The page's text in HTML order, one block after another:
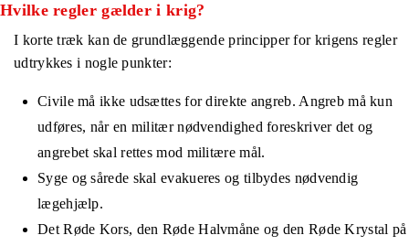
Hvilke regler gælder i krig?
I korte træk kan de grundlæggende principper for krigens regler
udtrykkes i nogle punkter:
Civile må ikke udsættes for direkte angreb. Angreb må kun
udføres, når en militær nødvendighed foreskriver det og
angrebet skal rettes mod militære mål.
Syge og sårede skal evakueres og tilbydes nødvendig
lægehjælp.
Det Røde Kors, den Røde Halvmåne og den Røde Krystal på